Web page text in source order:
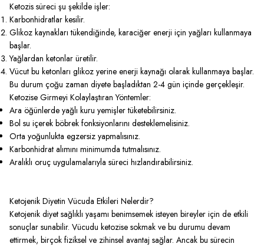
Ketozis süreci şu şekilde işler:
Karbonhidratlar kesilir.
Glikoz kaynakları tükendiğinde, karaciğer enerji için yağları kullanmaya
başlar.
Yağlardan ketonlar üretilir.
Vücut bu ketonları glikoz yerine enerji kaynağı olarak kullanmaya başlar.
Bu durum çoğu zaman diyete başladıktan 2-4 gün içinde gerçekleşir.
Ketozise Girmeyi Kolaylaştıran Yöntemler:
Ara öğünlerde yağlı kuru yemişler tüketebilirsiniz.
Bol su içerek böbrek fonksiyonlarını desteklemelisiniz.
Orta yoğunlukta egzersiz yapmalısınız.
Karbonhidrat alımını minimumda tutmalısınız.
Aralıklı oruç uygulamalarıyla süreci hızlandırabilirsiniz.
Ketojenik Diyetin Vücuda Etkileri Nelerdir?
Ketojenik diyet sağlıklı yaşamı benimsemek isteyen bireyler için de etkili
sonuçlar sunabilir. Vücudu ketozise sokmak ve bu durumu devam
ettirmek, birçok fiziksel ve zihinsel avantaj sağlar. Ancak bu sürecin